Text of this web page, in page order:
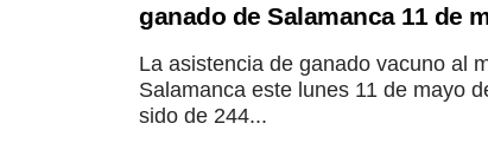
ganado de Salamanca 11 de
La asistencia de ganado vacuno al
Salamanca este lunes 11 de mayo
sido de 244...